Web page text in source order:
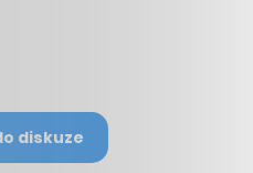
diskuze